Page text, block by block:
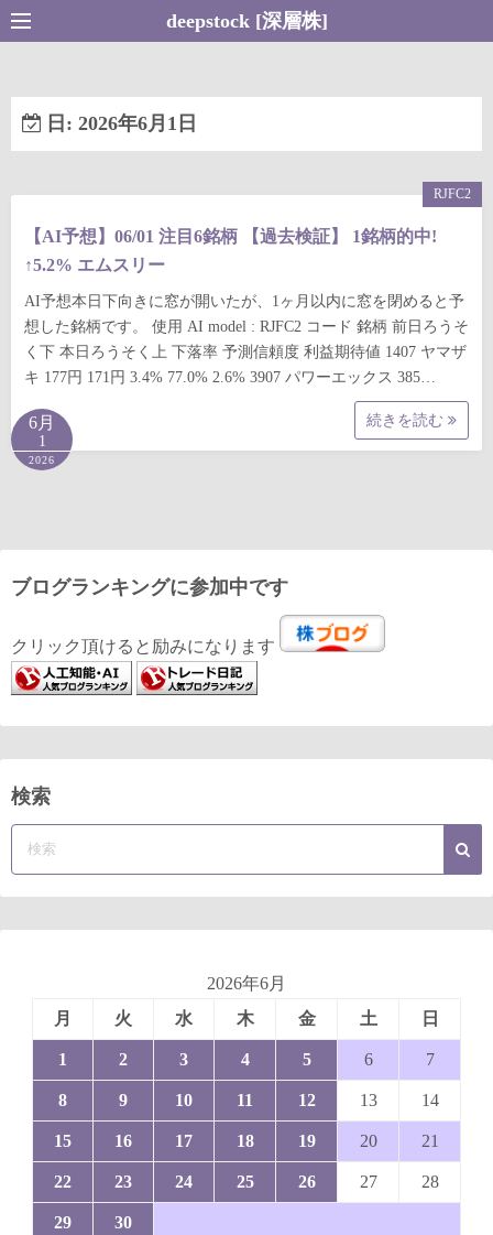
コ
ン
ン
へ
deepstock [深層株]
日: 2026年6月1日
【AI予想】06/01 注目6銘柄 【過去検証】 1銘柄的中!
↑5.2% エムスリー
AI予想本日下向きに窓が開いたが、1ヶ月以内に窓を閉めると予
想した銘柄です。 使用 AI model : RJFC2 コード 銘柄 前日ろうそ
く下 本日ろうそく上 下落率 予測信頼度 利益期待値 1407 ヤマザ
キ 177円 171円 3.4% 77.0% 2.6% 3907 パワーエックス 385…
続きを読む
RJFC2
6月
1
2026
ブログランキングに参加中です
クリック頂けると励みになります
検索
2026年6月
月
火 水 木 金 土 日
1 2 3 4 5 6 7
8 9 10 11 12 13 14
15 16 17 18 19 20 21
22 23 24 25 26 27 28
29 30